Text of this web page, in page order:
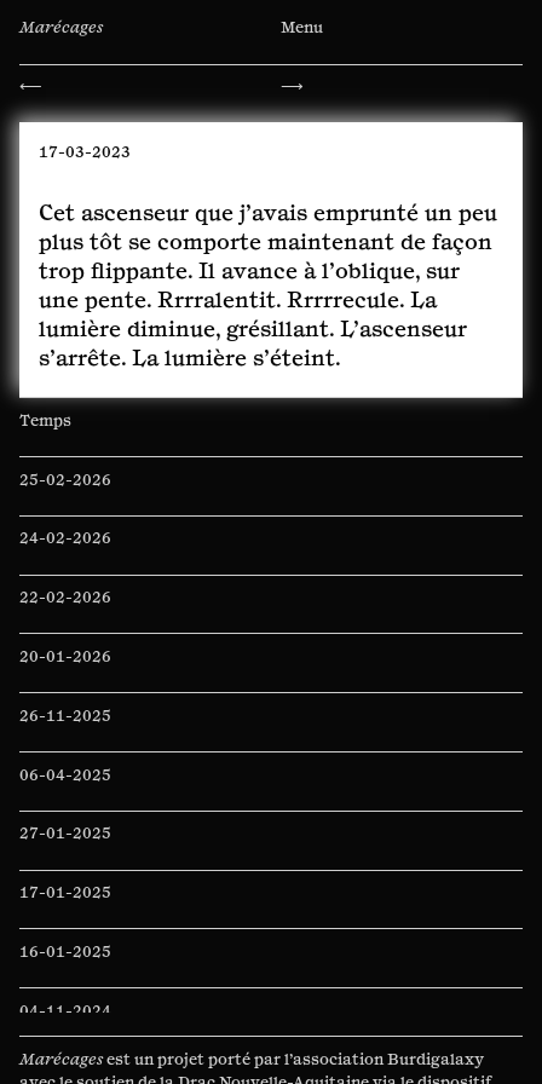
Marécages Menu
Navigation
de
⟵ ⟶
17-03-2023
Cet ascenseur que j’avais emprunté un peu
plus tôt se comporte maintenant de façon
trop flippante. Il avance à l’oblique, sur
une pente. Rrrralentit. Rrrrrecule. La
lumière diminue, grésillant. L’ascenseur
s’arrête. La lumière s’éteint.
Temps
25-02-2026
24-02-2026
22-02-2026
20-01-2026
26-11-2025
06-04-2025
27-01-2025
17-01-2025
16-01-2025
04-11-2024
04-05-2024
Marécagesest un projet porté par l’associationBurdigalaxy